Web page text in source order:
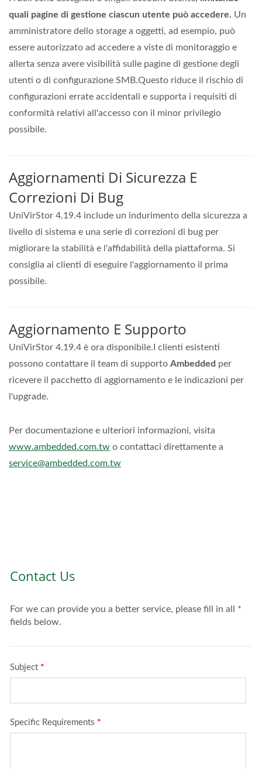
quali pagine di gestione ciascun utente può accedere. Un
amministratore dello storage a oggetti, ad esempio, può
essere autorizzato ad accedere a viste di monitoraggio e
allerta senza avere visibilità sulle pagine di gestione degli
utenti o di configurazione SMB.Questo riduce il rischio di
configurazioni errate accidentali e supporta i requisiti di
conformità relativi all'accesso con il minor privilegio
possibile.
Aggiornamenti Di Sicurezza E
Correzioni Di Bug
UniVirStor 4.19.4 include un indurimento della sicurezza a
livello di sistema e una serie di correzioni di bug per
migliorare la stabilità e l'affidabilità della piattaforma. Si
consiglia ai clienti di eseguire l'aggiornamento il prima
possibile.
Aggiornamento E Supporto
UniVirStor 4.19.4 è ora disponibile.I clienti esistenti
possono contattare il team di supporto Ambedded per
ricevere il pacchetto di aggiornamento e le indicazioni per
l'upgrade.
Per documentazione e ulteriori informazioni, visita
www.ambedded.com.tw o contattaci direttamente a
service@ambedded.com.tw